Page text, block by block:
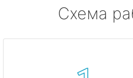
Схема